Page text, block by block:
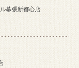
幕張新都心店